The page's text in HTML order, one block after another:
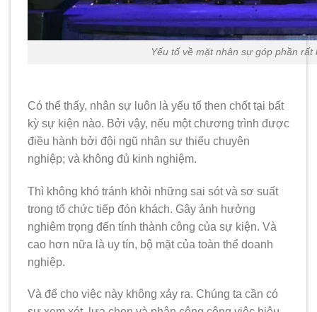
Yếu tố về mặt nhân sự góp phần
Có thể thấy, nhân sự luôn là yếu tố then chốt tại bất
kỳ sự kiện nào. Bởi vậy, nếu một chương trình được
điều hành bởi đội ngũ nhân sự thiếu chuyên
nghiệp; và không đủ kinh nghiệm.
Thì không khó tránh khỏi những sai sót và sơ suất
trong tổ chức tiếp đón khách. Gây ảnh hưởng
nghiêm trọng đến tính thành công của sự kiện. Và
cao hơn nữa là uy tín, bộ mặt của toàn thể doanh
nghiệp.
Và để cho việc này không xảy ra. Chúng ta cần có